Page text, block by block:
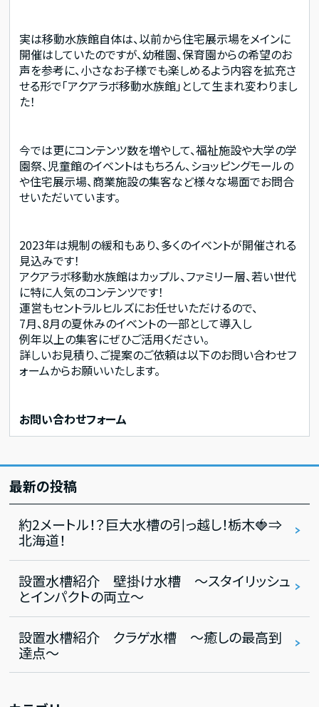
実は移動水族館自体は、以前から住宅展示場をメインに
開催はしていたのですが、幼稚園、保育園からの希望のお
声を参考に、小さなお子様でも楽しめるよう内容を拡充さ
せる形で「アクアラボ移動水族館」として生まれ変わりまし
た！
今では更にコンテンツ数を増やして、福祉施設や大学の学
園祭、児童館のイベントはもちろん、ショッピングモールの
や住宅展示場、商業施設の集客など様々な場面でお問合
せいただいています。
2023年は規制の緩和もあり、多くのイベントが開催される
見込みです！
アクアラボ移動水族館はカップル、ファミリー層、若い世代
に特に人気のコンテンツです！
運営もセントラルヒルズにお任せいただけるので、
7月、8月の夏休みのイベントの一部として導入し
例年以上の集客にぜひご活用ください。
詳しいお見積り、ご提案のご依頼は以下のお問い合わせフ
ォームからお願いいたします。
お問い合わせフォーム
最新の投稿
約2メートル！？巨大水槽の引っ越し！栃木🍓⇒
北海道！
設置水槽紹介 壁掛け水槽 ～スタイリッシュ
とインパクトの両立～
設置水槽紹介 クラゲ水槽 ～癒しの最高到
達点～